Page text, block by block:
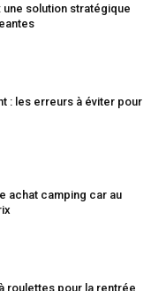
une solution stratégique
: les erreurs à éviter pour
achat camping car au
roulettes pour la rentrée